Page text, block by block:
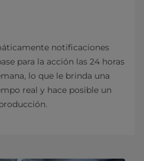
notificaciones
para la acción las 24 horas
lo que le brinda una
real y hace posible un